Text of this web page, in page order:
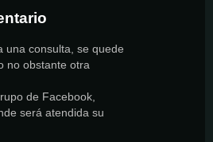
una consulta, se quede
no obstante otra
de Facebook,
será atendida su